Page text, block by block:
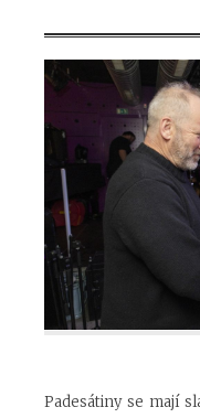
Padesátiny se mají